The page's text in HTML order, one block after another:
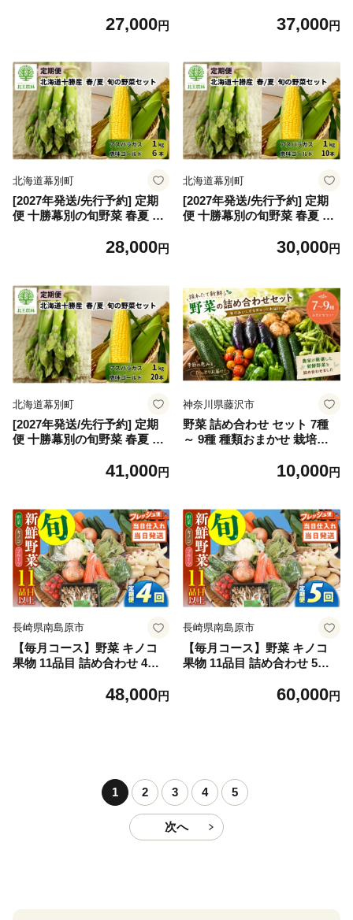
g・とうもろこし 10本） [北
ールド とうもろこし とうき
び コーン 野菜 甘い 北海道
十勝 幕別 】[№5749-2046]
27,000円
g・とうもろこし 20本） [北
ールド とうもろこし とうき
び コーン 野菜 甘い 北海道
十勝 幕別 】[№5749-2047]
37,000円
北海道幕別町
[2027年発送/先行予約] 定期
便 十勝幕別の旬野菜 春夏 2
g・とうもろこし 6本） [北王
ルド とうもろこし とうきび
コーン 野菜 甘い 北海道 十勝
幕別 】[№5749-2048]
28,000円
北海道幕別町
[2027年発送/先行予約] 定期
便 十勝幕別の旬野菜 春夏 2
g・とうもろこし 10本） [北
ールド とうもろこし とうき
び コーン 野菜 甘い 北海道
十勝 幕別 】[№5749-2049]
30,000円
北海道幕別町
[2027年発送/先行予約] 定期
便 十勝幕別の旬野菜 春夏 2
g・とうもろこし 20本） [北
ールド とうもろこし とうき
び コーン 野菜 甘い 北海道
十勝 幕別 】[№5749-2050]
41,000円
神奈川県藤沢市
野菜 詰め合わせ セット 7種
～ 9種 種類おまかせ 栽培期
使用 やさい yasai YASAI や
豊富 お便り 国産 旬の野菜 お
まかせ 農家直送 産地直送 10
000円 ハジまる畑 神奈川 湘
南 藤沢
10,000円
長崎県南島原市
【毎月コース】野菜 キノコ
果物 11品目 詰め合わせ 4回
48,000円
長崎県南島原市
【毎月コース】野菜 キノコ
果物 11品目 詰め合わせ 5回
60,000円
1 2 3 4 5
次へ